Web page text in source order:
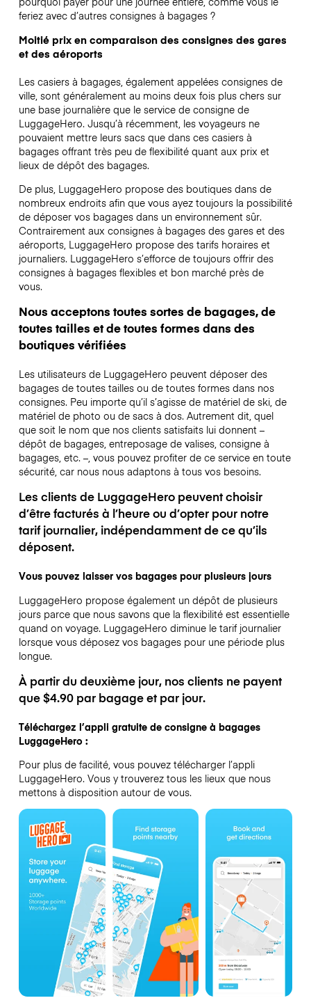
feriez avec d’autres consignes à bagages ?
Moitié prix en comparaison des consignes des gares
et des aéroports
Les casiers à bagages, également appelées consignes de
ville, sont généralement au moins deux fois plus chers sur
une base journalière que le service de consigne de
LuggageHero. Jusqu’à récemment, les voyageurs ne
pouvaient mettre leurs sacs que dans ces casiers à
bagages offrant très peu de flexibilité quant aux prix et
lieux de dépôt des bagages.
De plus, LuggageHero propose des boutiques dans de
nombreux endroits afin que vous ayez toujours la possibilité
de déposer vos bagages dans un environnement sûr.
Contrairement aux consignes à bagages des gares et des
aéroports, LuggageHero propose des tarifs horaires et
journaliers. LuggageHero s’efforce de toujours offrir des
consignes à bagages flexibles et bon marché près de
vous.
Nous acceptons toutes sortes de bagages, de
toutes tailles et de toutes formes dans des
boutiques vérifiées
Les utilisateurs de LuggageHero peuvent déposer des
bagages de toutes tailles ou de toutes formes dans nos
consignes. Peu importe qu’il s’agisse de matériel de ski, de
matériel de photo ou de sacs à dos. Autrement dit, quel
que soit le nom que nos clients satisfaits lui donnent –
dépôt de bagages, entreposage de valises, consigne à
bagages, etc. –, vous pouvez profiter de ce service en toute
sécurité, car nous nous adaptons à tous vos besoins.
Les clients de LuggageHero peuvent choisir
d’être facturés à l’heure ou d’opter pour notre
tarif journalier, indépendamment de ce qu’ils
déposent.
Vous pouvez laisser vos bagages pour plusieurs jours
LuggageHero propose également un dépôt de plusieurs
jours parce que nous savons que la flexibilité est essentielle
quand on voyage. LuggageHero diminue le tarif journalier
lorsque vous déposez vos bagages pour une période plus
longue.
À partir du deuxième jour, nos clients ne payent
que $4.90 par bagage et par jour.
Téléchargez l’appli gratuite de consigne à bagages
LuggageHero :
Pour plus de facilité, vous pouvez télécharger l’appli
LuggageHero. Vous y trouverez tous les lieux que nous
mettons à disposition autour de vous.